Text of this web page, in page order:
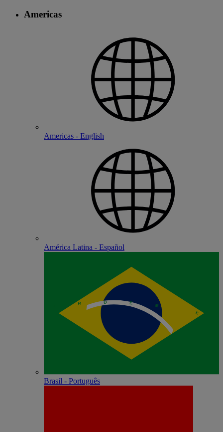
Americas
Americas - English
América Latina - Español
Brasil - Português